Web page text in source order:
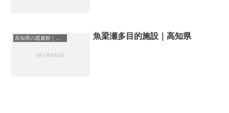
高知県の図書館｜勉強できる場所 魚梁瀬多目的施設｜高知県